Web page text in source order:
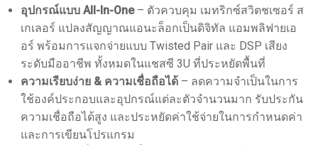
อุปกรณ์แบบ All-In-One– ตัวควบคุม เมทริกซ์สวิตชเซอร์ ส
เกเลอร์ แปลงสัญญาณแอนะล็อกเป็นดิจิทัล แอมพลิฟายเอ
อร์ พร้อมการแจกจ่ายแบบ Twisted Pair และ DSP เสียง
ระดับมืออาชีพ ทั้งหมดในแชสซี 3U ที่ประหยัดพื้นที่
ความเรียบง่าย & ความเชื่อถือได้ – ลดความจำเป็นในการ
ใช้องค์ประกอบและอุปกรณ์แต่ละตัวจำนวนมาก รับประกัน
ความเชื่อถือได้สูง และประหยัดค่าใช้จ่ายในการกำหนดค่า
และการเขียนโปรแกรม